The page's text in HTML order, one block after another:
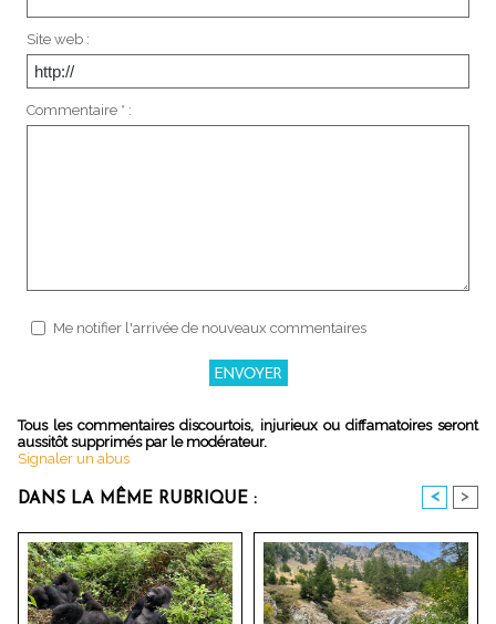
Site web :
Commentaire * :
Me notifier l'arrivée de nouveaux commentaires
Tous les commentaires discourtois, injurieux ou diffamatoires seront
aussitôt supprimés par le modérateur.
Signaler un abus
DANS LA MÊME RUBRIQUE : < >